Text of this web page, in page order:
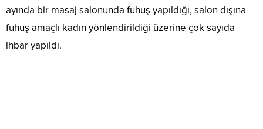
ayında bir masaj salonunda fuhuş yapıldığı, salon dışına
fuhuş amaçlı kadın yönlendirildiği üzerine çok sayıda
ihbar yapıldı.